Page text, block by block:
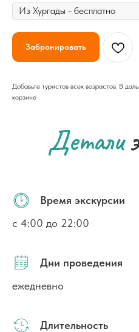
Забронировать
Добавьте туристов всех возрастов. В
корзине
Детали
Время экскурсии
с 4:00 до 22:00
Дни проведения
ежедневно
Длительность